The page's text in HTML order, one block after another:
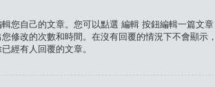
您自己的文章。您可以點選 編輯按鈕編輯一篇文章
修改的次數和時間。在沒有回覆的情況下不會顯
經有人回覆的文章。